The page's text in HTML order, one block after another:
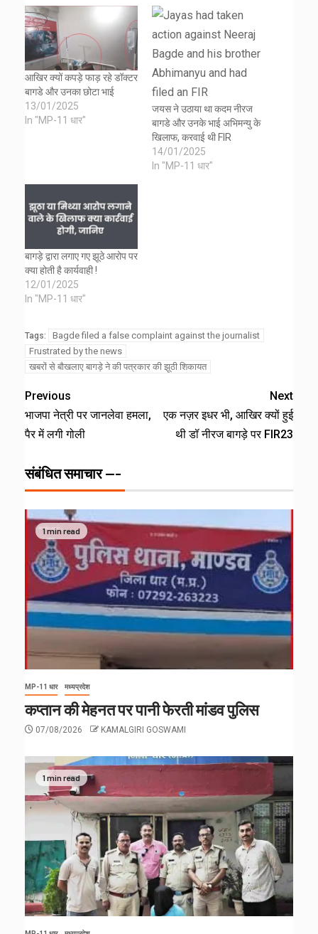
आखिर क्यों कपड़े फाड़ रहे डॉक्टर
बागडे और उनका छोटा भाई
13/01/2025
In "MP-11 धार"
जयस ने उठाया था कदम नीरज
बागडे और उनके भाई अभिमन्यु के
खिलाफ, करवाई थी FIR
14/01/2025
In "MP-11 धार"
बागड़े द्वारा लगाए गए झूठे आरोप पर
क्या होती है कार्यवाही !
12/01/2025
In "MP-11 धार"
Tags:
Bagde filed a false complaint against the journalist
Frustrated by the news
खबरों से बौखलाए बागड़े ने की पत्रकार की झूठी शिकायत
Previous
भाजपा नेत्री पर जानलेवा हमला,
पैर में लगी गोली
Next
एक नज़र इधर भी, आखिर क्यों हुई
थी डॉ नीरज बागड़े पर FIR23
संबंधित समाचार ---
1 min read
MP-11 धार मध्यप्रदेश
कप्तान की मेहनत पर पानी फेरती मांडव पुलिस
07/08/2026 KAMALGIRI GOSWAMI
1 min read